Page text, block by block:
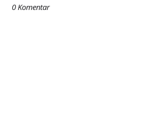
0 Komentar